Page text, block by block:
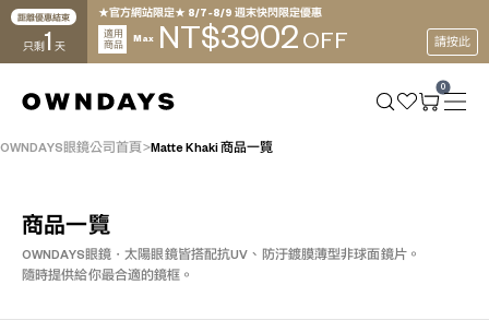
距離優惠結束
只剩1 天
★官方網站限定★ 8/7~8/9 週末快閃限定優惠
適用
商品
Max NT$3902 OFF 請按此
0
OWNDAYS眼鏡公司首頁 Matte Khaki 商品一覽
商品一覽
OWNDAYS眼鏡・太陽眼鏡皆搭配抗UV、防汙鍍膜薄型非球面鏡片。
隨時提供給你最合適的鏡框。